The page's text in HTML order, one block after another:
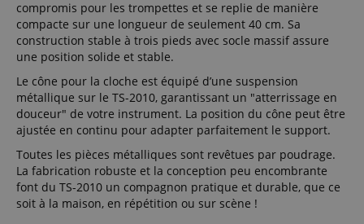
compromis pour les trompettes et se replie de manière
compacte sur une longueur de seulement 40 cm. Sa
construction stable à trois pieds avec socle massif assure
une position solide et stable.
Le cône pour la cloche est équipé d’une suspension
métallique sur le TS-2010, garantissant un "atterrissage en
douceur" de votre instrument. La position du cône peut être
ajustée en continu pour adapter parfaitement le support.
Toutes les pièces métalliques sont revêtues par poudrage.
La fabrication robuste et la conception peu encombrante
font du TS-2010 un compagnon pratique et durable, que ce
soit à la maison, en répétition ou sur scène !